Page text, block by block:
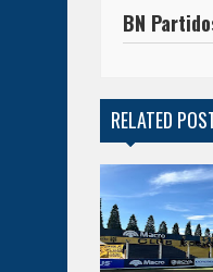
BN
RELATED